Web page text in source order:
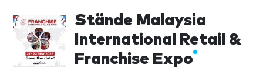
Stände Malaysia
International Retail &
Franchise Expo